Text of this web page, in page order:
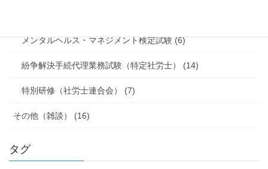
メンタルヘルス・マネジメント検定試験 (6)
紛争解決手続代理業務試験（特定社労士） (14)
特別研修（社労士連合会） (7)
その他（雑談） (16)
タグ